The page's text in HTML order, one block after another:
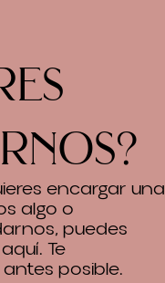
encargar una
algo o
puedes
Te
posible.